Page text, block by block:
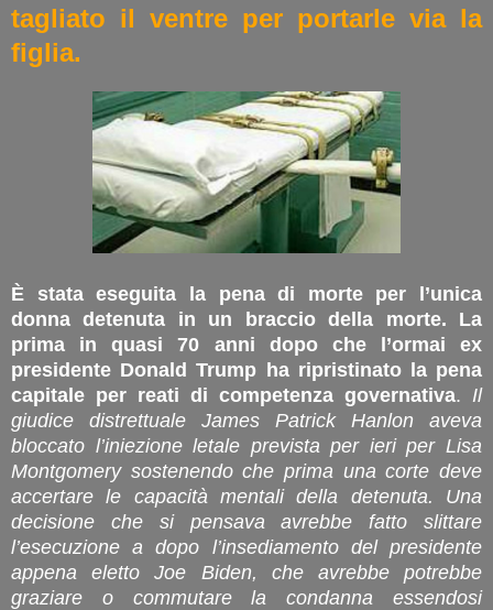
tagliato il ventre per portarle via la
figlia.
È stata eseguita la pena di morte per l’unica
donna detenuta in un braccio della morte. La
prima in quasi 70 anni dopo che l’ormai ex
presidente Donald Trump ha ripristinato la pena
capitale per reati di competenza governativa. Il
giudice distrettuale James Patrick Hanlon aveva
bloccato l’iniezione letale prevista per ieri per Lisa
Montgomery sostenendo che prima una corte deve
accertare le capacità mentali della detenuta. Una
decisione che si pensava avrebbe fatto slittare
l’esecuzione a dopo l’insediamento del presidente
appena eletto Joe Biden, che avrebbe potrebbe
graziare o commutare la condanna essendosi